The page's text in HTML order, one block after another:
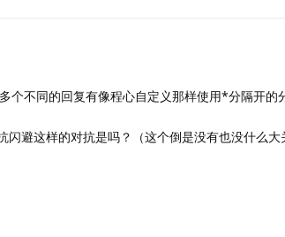
个不同的回复有像程心自定义那样使用*分隔开的
避这样的对抗是吗？（这个倒是没有也没什么大